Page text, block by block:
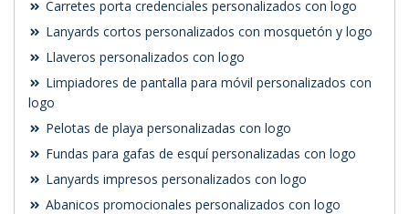
Carretes porta credenciales personalizados con logo
Lanyards cortos personalizados con mosquetón y logo
Llaveros personalizados con logo
Limpiadores de pantalla para móvil personalizados con
logo
Pelotas de playa personalizadas con logo
Fundas para gafas de esquí personalizadas con logo
Lanyards impresos personalizados con logo
Abanicos promocionales personalizados con logo